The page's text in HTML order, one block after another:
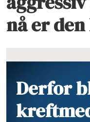
nå er
Derfor